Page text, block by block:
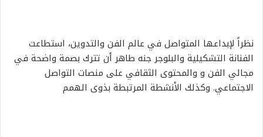
نظراً لإبداعها المتواصل في عالم الفن والتدوين، استطاعت
الفنانة التشكيلية والبلوجر جنه طاهر أن تترك بصمة واضحة في
مجالي الفن و والمحتوى الثقافي على منصات التواصل
الاجتماعي. وكذلك الأنشطة المرتبطة بذوى الهمم